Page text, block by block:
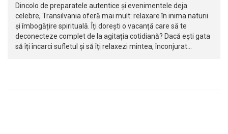
Dincolo de preparatele autentice și evenimentele deja
celebre, Transilvania oferă mai mult: relaxare în inima naturii
și îmbogățire spirituală. Îți dorești o vacanță care să te
deconecteze complet de la agitația cotidiană? Dacă ești gata
să îți încarci sufletul și să îți relaxezi mintea, înconjurat…